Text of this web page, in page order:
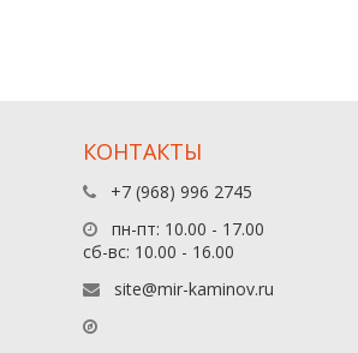
КОНТАКТЫ
+7 (968) 996 2745
пн-пт: 10.00 - 17.00
сб-вс: 10.00 - 16.00
site@mir-kaminov.ru